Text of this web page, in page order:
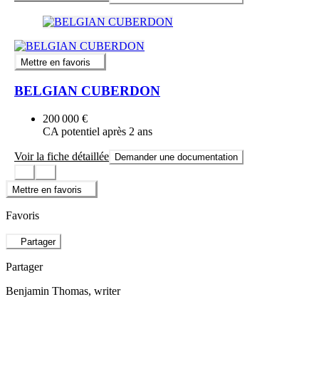
Mettre en favoris
BELGIAN CUBERDON
200 000 €
CA potentiel après 2 ans
Voir la fiche détaillée Demander une documentation
Mettre en favoris
Favoris
Partager
Partager
Benjamin Thomas, writer